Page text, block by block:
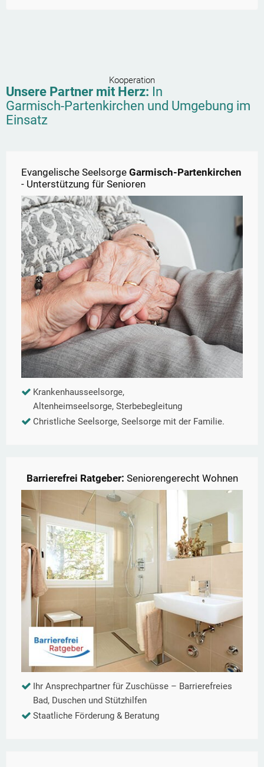
Kooperation
Unsere Partner mit Herz: In
Garmisch-Partenkirchen und Umgebung im
Einsatz
Evangelische Seelsorge Garmisch-Partenkirchen
- Unterstützung für Senioren
Krankenhausseelsorge,
Altenheimseelsorge, Sterbebegleitung
Christliche Seelsorge, Seelsorge mit der Familie.
Barrierefrei Ratgeber: Seniorengerecht Wohnen
Ihr Ansprechpartner für Zuschüsse – Barrierefreies
Bad, Duschen und Stützhilfen
Staatliche Förderung & Beratung